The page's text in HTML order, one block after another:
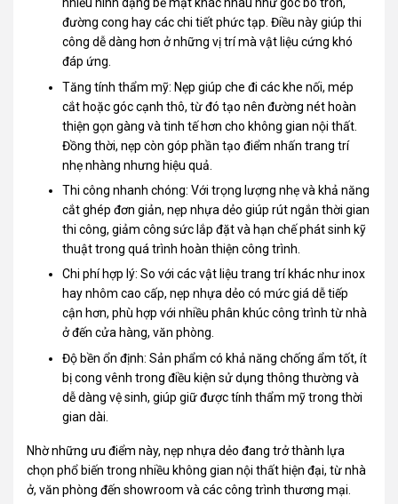
đường cong hay các chi tiết phức tạp. Điều này giúp thi
công dễ dàng hơn ở những vị trí mà vật liệu cứng khó
đáp ứng.
Tăng tính thẩm mỹ: Nẹp giúp che đi các khe nối, mép
cắt hoặc góc cạnh thô, từ đó tạo nên đường nét hoàn
thiện gọn gàng và tinh tế hơn cho không gian nội thất.
Đồng thời, nẹp còn góp phần tạo điểm nhấn trang trí
nhẹ nhàng nhưng hiệu quả.
Thi công nhanh chóng: Với trọng lượng nhẹ và khả năng
cắt ghép đơn giản, nẹp nhựa dẻo giúp rút ngắn thời gian
thi công, giảm công sức lắp đặt và hạn chế phát sinh kỹ
thuật trong quá trình hoàn thiện công trình.
Chi phí hợp lý: So với các vật liệu trang trí khác như inox
hay nhôm cao cấp, nẹp nhựa dẻo có mức giá dễ tiếp
cận hơn, phù hợp với nhiều phân khúc công trình từ nhà
ở đến cửa hàng, văn phòng.
Độ bền ổn định: Sản phẩm có khả năng chống ẩm tốt, ít
bị cong vênh trong điều kiện sử dụng thông thường và
dễ dàng vệ sinh, giúp giữ được tính thẩm mỹ trong thời
gian dài.
Nhờ những ưu điểm này, nẹp nhựa dẻo đang trở thành lựa
chọn phổ biến trong nhiều không gian nội thất hiện đại, từ nhà
ở, văn phòng đến showroom và các công trình thương mại.